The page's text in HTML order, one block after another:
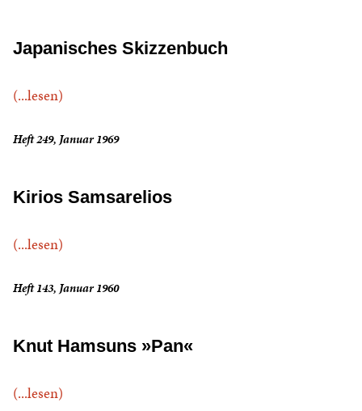
Japanisches Skizzenbuch
(...lesen)
Heft 249, Januar 1969
Kirios Samsarelios
(...lesen)
Heft 143, Januar 1960
Knut Hamsuns »Pan«
(...lesen)